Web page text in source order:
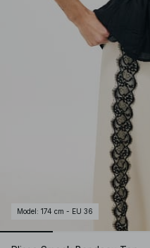
Model : 174 cm - EU 36